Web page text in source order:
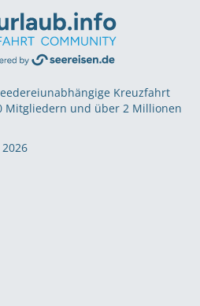
Kreuzfahrt
Mitgliedern und über 2 Millionen